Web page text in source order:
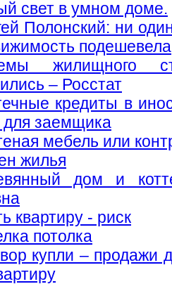
свет в умном доме.
Полонский: ни
подешевела
жилищного
– Росстат
кредиты в
для заемщика
мебель или
жилья
дом и
квартиру - риск
потолка
купли – продажи